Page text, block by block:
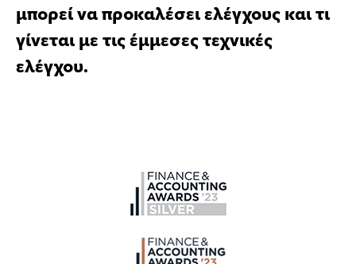
μπορεί να προκαλέσει ελέγχους και τι
γίνεται με τις έμμεσες τεχνικές
ελέγχου.